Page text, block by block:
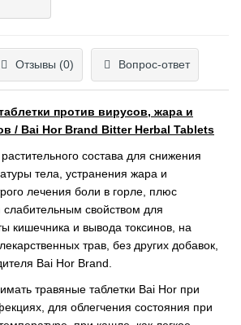
Отзывы (0) Вопрос-ответ
против вирусов, жара и
/ Bai Hor Brand Bitter Herbal Tablets
состава для снижения
тела, устранения жара и
лечения боли в горле, плюс
свойством для
кишечника и вывода токсинов, на
трав, без других добавок,
Bai Hor Brand.
травяные таблетки Bai Hor при
для облегчения состояния при